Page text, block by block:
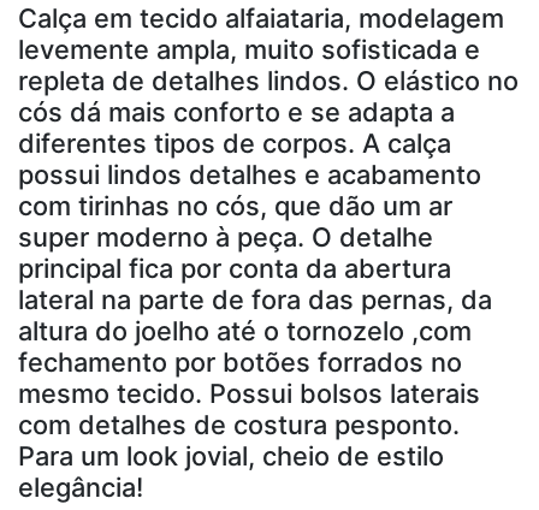
Calça em tecido alfaiataria, modelagem
levemente ampla, muito sofisticada e
repleta de detalhes lindos. O elástico no
cós dá mais conforto e se adapta a
diferentes tipos de corpos. A calça
possui lindos detalhes e acabamento
com tirinhas no cós, que dão um ar
super moderno à peça. O detalhe
principal fica por conta da abertura
lateral na parte de fora das pernas, da
altura do joelho até o tornozelo ,com
fechamento por botões forrados no
mesmo tecido. Possui bolsos laterais
com detalhes de costura pesponto.
Para um look jovial, cheio de estilo
elegância!